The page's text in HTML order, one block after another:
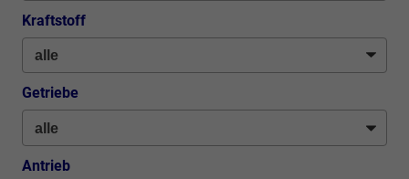
Kraftstoff
Getriebe
Antrieb